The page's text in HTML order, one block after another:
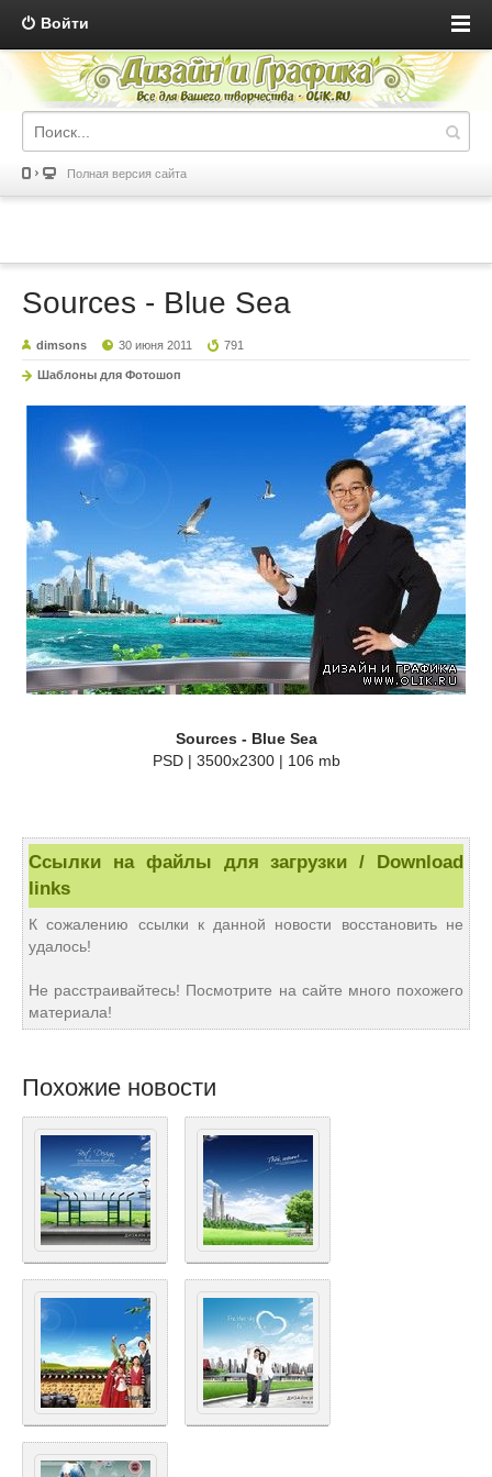
Войти
Полная версия сайта
Sources - Blue Sea
dimsons 30 июня 2011 791
Шаблоны для Фотошоп
Sources - Blue Sea
PSD | 3500x2300 | 106 mb
Ссылки на файлы для загрузки / Download
links
К сожалению ссылки к данной новости восстановить не
удалось!
Не расстраивайтесь! Посмотрите на сайте много похожего
материала!
Похожие новости